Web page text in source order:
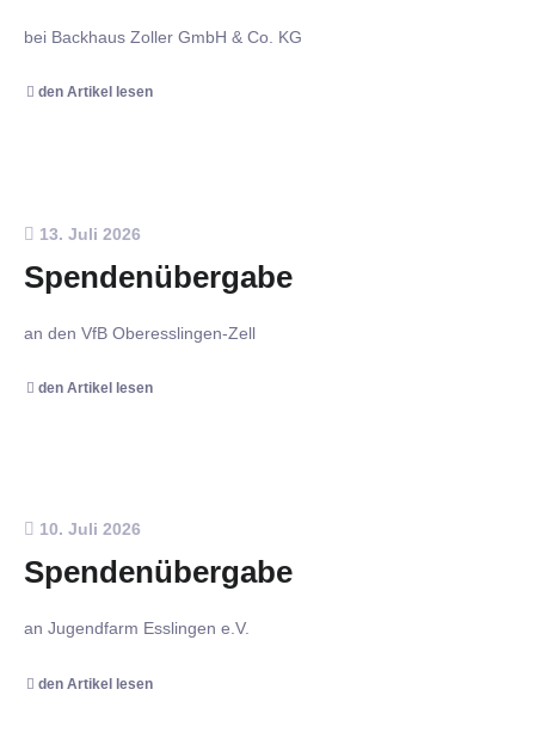
bei Backhaus Zoller GmbH & Co. KG
den Artikel lesen
13. Juli 2026
Spendenübergabe
an den VfB Oberesslingen-Zell
den Artikel lesen
10. Juli 2026
Spendenübergabe
an Jugendfarm Esslingen e.V.
den Artikel lesen